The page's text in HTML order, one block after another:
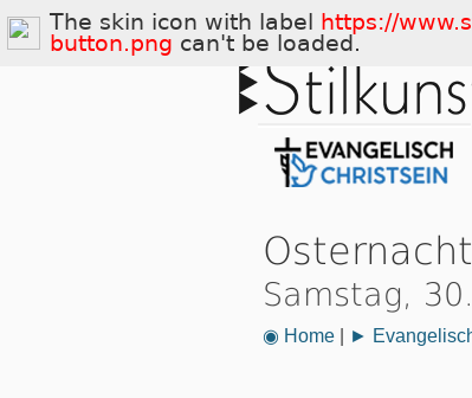
Osternacht
Samstag,
◉ Home ►
The skin icon with label
https://
button.png can't be loaded.